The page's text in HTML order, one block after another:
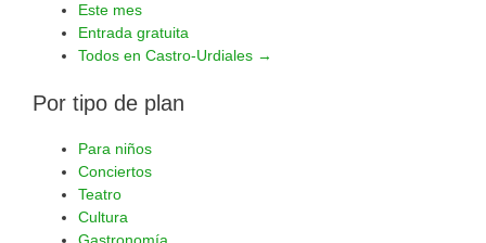
Este mes
Entrada gratuita
Todos en Castro-Urdiales →
Por tipo de plan
Para niños
Conciertos
Teatro
Cultura